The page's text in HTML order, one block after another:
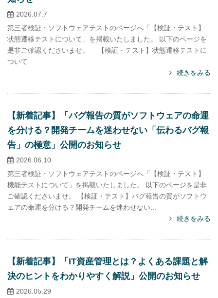
2026.07.7
第三者検証・ソフトウェアテストのページへ「【検証・テスト】
状態遷移テストについて」を掲載いたしました。 以下のページを
是非ご確認くださいませ。 【検証・テスト】状態遷移テストに
ついて
続きをみる
【新着記事】「バグ報告の質がソフトウェアの命運
を分ける？開発チームを迷わせない「伝わるバグ報
告」の極意」公開のお知らせ
2026.06.10
第三者検証・ソフトウェアテストのページへ「【検証・テスト】
機能テストについて」を掲載いたしました。 以下のページを是非
ご確認くださいませ。 【検証・テスト】バグ報告の質がソフトウ
ェアの命運を分ける？開発チームを迷わせない...
続きをみる
【新着記事】「IT資産管理とは？よくある課題と解
決のヒントをわかりやすく解説」公開のお知らせ
2026.05.29